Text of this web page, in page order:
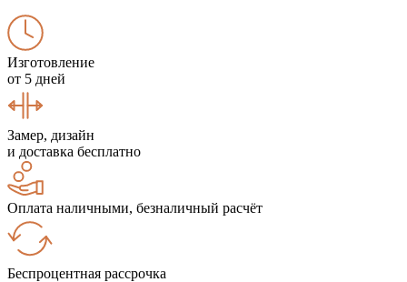
Изготовление
от 5 дней
Замер, дизайн
и доставка бесплатно
Оплата наличными, безналичный расчёт
Беспроцентная рассрочка